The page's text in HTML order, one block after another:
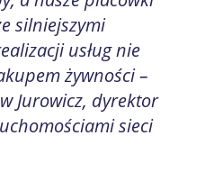
silniejszymi
usług nie
żywności –
Jurowicz, dyrektor
sieci